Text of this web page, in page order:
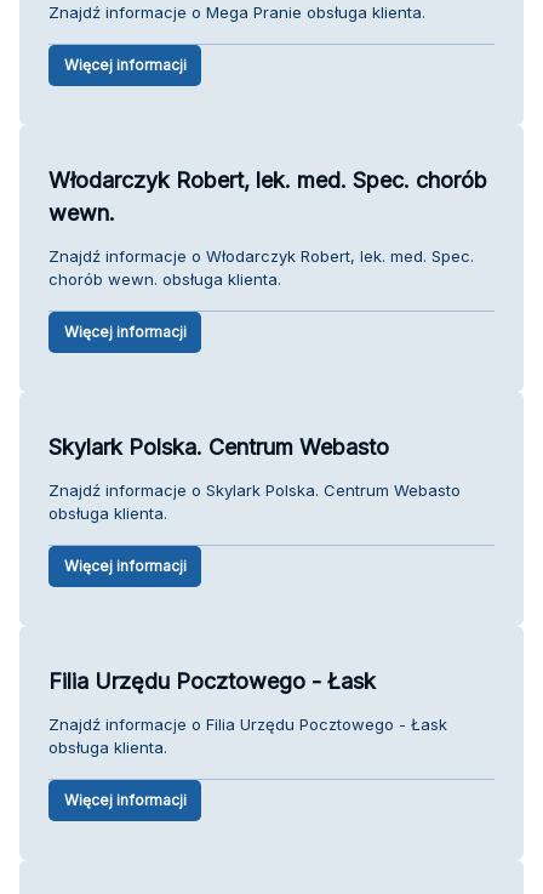
Znajdź informacje o Mega Pranie obsługa klienta.
Więcej informacji
Włodarczyk Robert, lek. med. Spec. chorób
wewn.
Znajdź informacje o Włodarczyk Robert, lek. med. Spec.
chorób wewn. obsługa klienta.
Więcej informacji
Skylark Polska. Centrum Webasto
Znajdź informacje o Skylark Polska. Centrum Webasto
obsługa klienta.
Więcej informacji
Filia Urzędu Pocztowego - Łask
Znajdź informacje o Filia Urzędu Pocztowego - Łask
obsługa klienta.
Więcej informacji